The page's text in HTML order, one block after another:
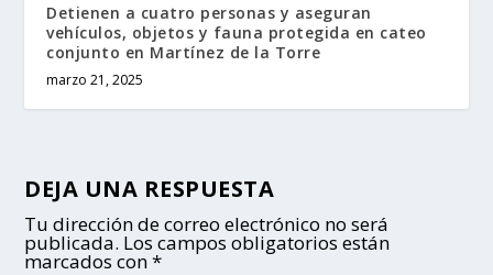
Detienen a cuatro personas y aseguran
vehículos, objetos y fauna protegida en cateo
conjunto en Martínez de la Torre
marzo 21, 2025
DEJA UNA RESPUESTA
Tu dirección de correo electrónico no será
publicada. Los campos obligatorios están
marcados con*